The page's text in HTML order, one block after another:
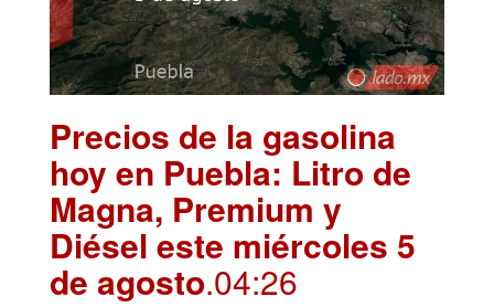
Precios de la gasolina
hoy en Puebla: Litro de
Magna, Premium y
Diésel este miércoles 5
de agosto.04:26